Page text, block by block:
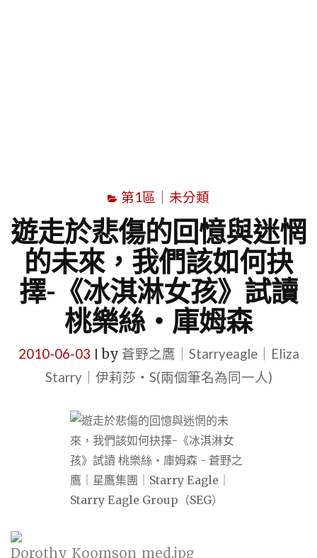
第1區｜未分類
遊走於悲傷的回憶與迷惘
的未來，我們該如何抉
擇-《冰淇淋女孩》試讀
桃樂絲‧庫姆森
2010-06-03 by 蒼野之鷹｜Starryeagle｜Eliza
Starry｜伊莉莎・S(兩個筆名為同一人)